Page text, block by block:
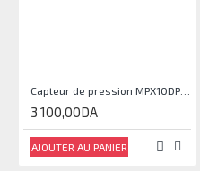
3 100,00DA
AJOUTER AU PANIER